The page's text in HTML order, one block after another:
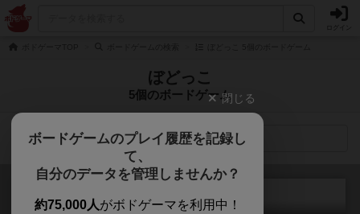
ぼどっこ
5個のボードゲーム
検索メニュー
閉じる
ボードゲームのプレイ履歴を記録し
て、
自分のデータを管理しませんか？
約75,000人がボドゲーマを利用中！